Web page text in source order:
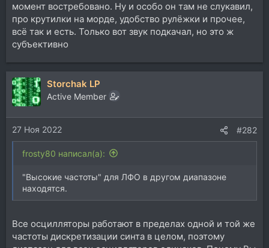
момент востребовано. Ну и особо он там не слукавил,
про крутилки на морде, удобство рулёжки и прочее,
всё так и есть. Только вот звук подкачал, но это ж
субъективно
Storchak LP
Active Member
27 Ноя 2022 #282
frosty80 написал(а):
"Высокие частоты" для ЛФО в другом диапазоне
находятся.
Все осцилляторы работают в пределах одной и той же
частоты дискретизации синта в целом, поэтому